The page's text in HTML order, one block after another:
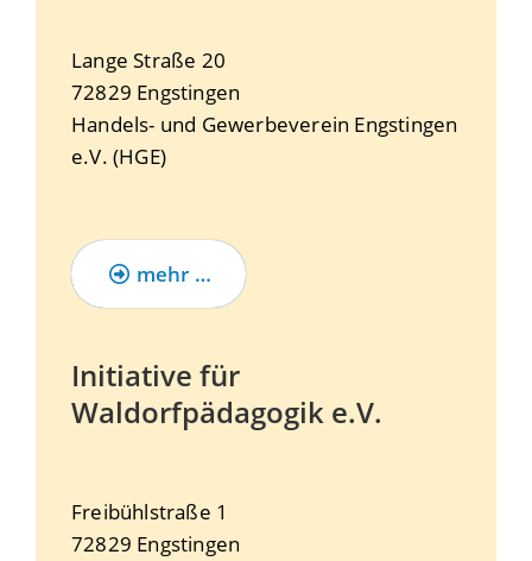
Handels- und Gewerbeverein Engstingen
e.V. (HGE)
Lange Straße 20
72829 Engstingen
mehr …
Initiative für
Waldorfpädagogik e.V.
Freibühlstraße 1
72829 Engstingen